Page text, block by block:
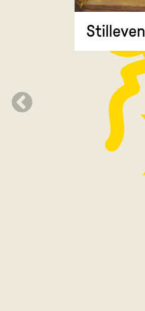
Stilleven